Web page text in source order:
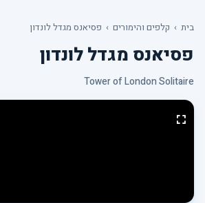
בית › קלפים והימורים › פסיאנס מגדל לונדון
פסיאנס מגדל לונדון
Tower of London Solitaire